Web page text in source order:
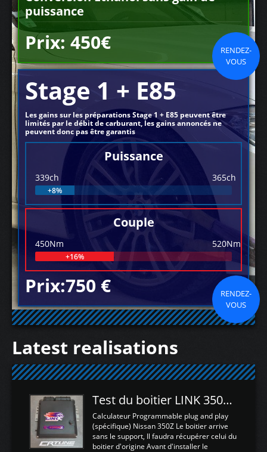
puissance
Prix: 450€
RENDEZ-
VOUS
Stage 1 + E85
Les gains sur les préparations Stage 1 + E85 peuvent être
limités par le débit de carburant, les gains annoncés ne
peuvent donc pas être garantis
Puissance
339ch 365ch
+8%
Couple
450Nm 520Nm
+16%
Prix:750 €
RENDEZ-
VOUS
Latest realisations
Test du boitier LINK 350Z Plugin ECU
Calculateur Programmable plug and play
(spécifique) Nissan 350Z Le boitier arrive
sans le support, Il faudra récupérer celui du
boitier d'origine Avant d'installer le